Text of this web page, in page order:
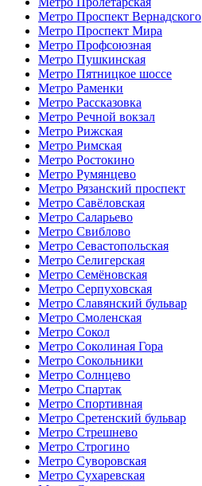
Метро Проспект Вернадского
Метро Проспект Мира
Метро Профсоюзная
Метро Пушкинская
Метро Пятницкое шоссе
Метро Раменки
Метро Рассказовка
Метро Речной вокзал
Метро Рижская
Метро Римская
Метро Ростокино
Метро Румянцево
Метро Рязанский проспект
Метро Савёловская
Метро Саларьево
Метро Свиблово
Метро Севастопольская
Метро Селигерская
Метро Семёновская
Метро Серпуховская
Метро Славянский бульвар
Метро Смоленская
Метро Сокол
Метро Соколиная Гора
Метро Сокольники
Метро Солнцево
Метро Спартак
Метро Спортивная
Метро Сретенский бульвар
Метро Стрешнево
Метро Строгино
Метро Суворовская
Метро Сухаревская